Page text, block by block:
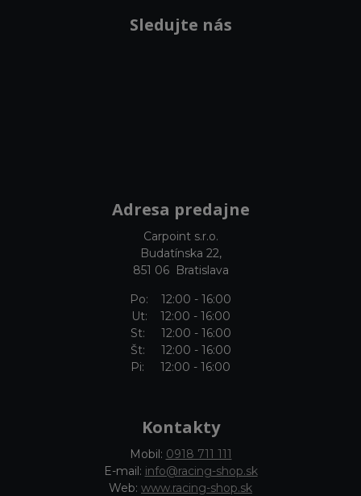
Sledujte nás
Adresa predajne
Carpoint s.r.o.
Budatínska 22,
851 06 Bratislava
Po: 12:00 - 16:00
Ut: 12:00 - 16:00
St: 12:00 - 16:00
Št: 12:00 - 16:00
Pi: 12:00 - 16:00
Kontakty
Mobil: 0918 711 111
E-mail: info@racing-shop.sk
Web: www.racing-shop.sk